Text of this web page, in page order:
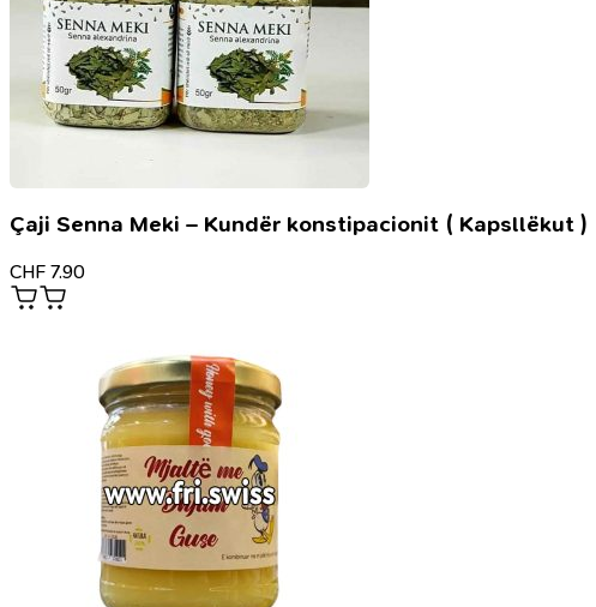
Çaji Senna Meki – Kundër konstipacionit ( Kapsllëkut )
CHF 7.90